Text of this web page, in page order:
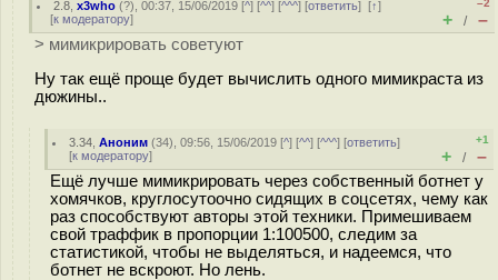
2.8 ,x3who (?), 00:37, 15/06/2019 [^] [^^] [^^^] [ответить][↑]
[к модератору]
–2
+ / –
> мимикрировать советуют
Ну так ещё проще будет вычислить одного мимикраста из
дюжины..
3.34 ,Аноним (34), 09:56, 15/06/2019 [^] [^^] [^^^] [ответить]
[к модератору]
+1
+ / –
Ещё лучше мимикрировать через собственный ботнет у
хомячков, круглосутоочно cидящих в соцсетях, чему как
раз способствуют авторы этой техники. Примешиваем
свой траффик в пропорции 1:100500, следим за
статистикой, чтобы не выделяться, и надеемся, что
ботнет не вскроют. Но лень.